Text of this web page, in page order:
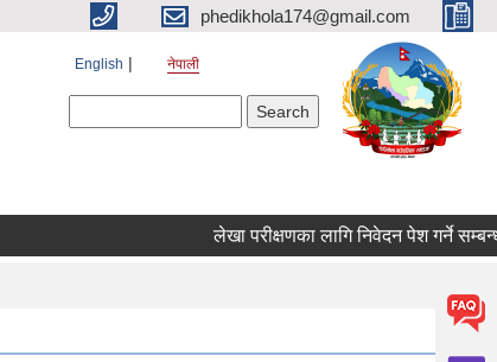
phedikhola174@gmail.com
English नेपाली
लेखा परीक्षणका लागि निवेदन पेश गर्ने